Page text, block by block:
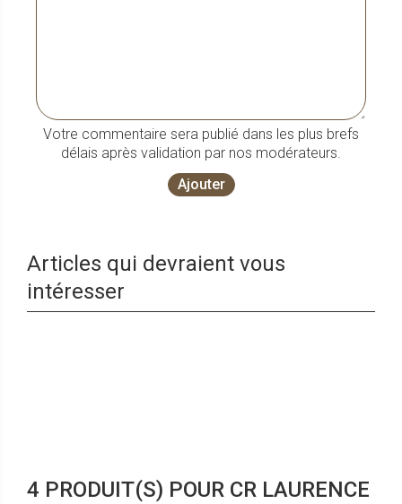
Votre commentaire sera publié dans les plus brefs
délais après validation par nos modérateurs.
Ajouter
Articles qui devraient vous
intéresser
4 PRODUIT(S) POUR CR LAURENCE